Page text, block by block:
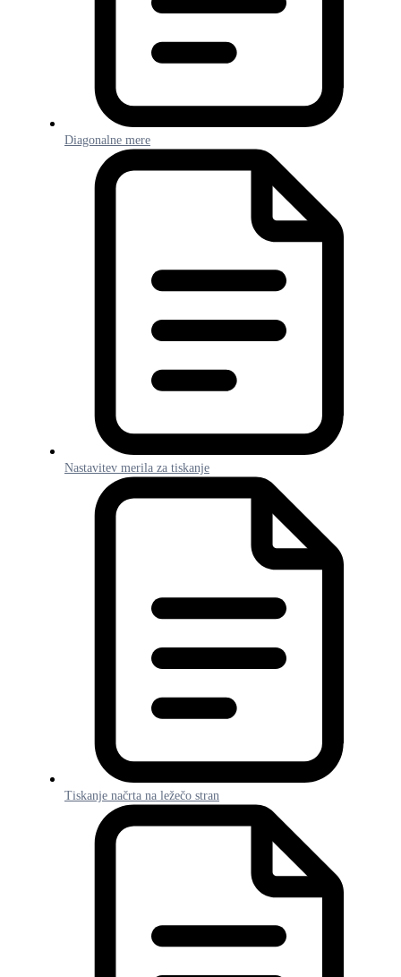
Diagonalne mere
Nastavitev merila za tiskanje
Tiskanje načrta na ležečo stran